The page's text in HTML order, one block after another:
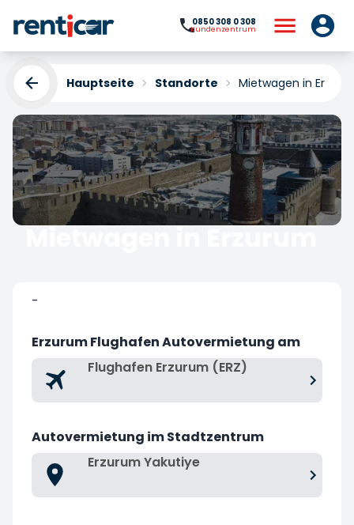
0850 308 0 308
Kundenzentrum
Hauptseite Standorte Mietwagen in
Mietwagen in Erzurum
-
Erzurum Flughafen Autovermietung am
Flughafen Erzurum (ERZ)
Autovermietung im Stadtzentrum
Erzurum Yakutiye